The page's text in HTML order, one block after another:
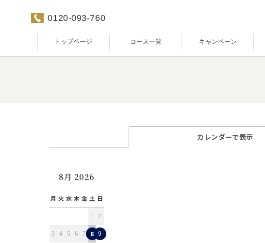
0120-093-760
トップページ コース一覧 キャンペーン
カレンダーで表示
8月 2026
月 火 水 木 金 土 日
1 2
3 4 5 6 7 8 9